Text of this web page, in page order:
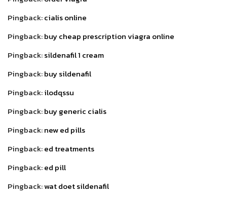
Pingback:cialis online
Pingback:buy cheap prescription viagra online
Pingback:sildenafil 1 cream
Pingback:buy sildenafil
Pingback:ilodqssu
Pingback:buy generic cialis
Pingback:new ed pills
Pingback:ed treatments
Pingback:ed pill
Pingback:wat doet sildenafil